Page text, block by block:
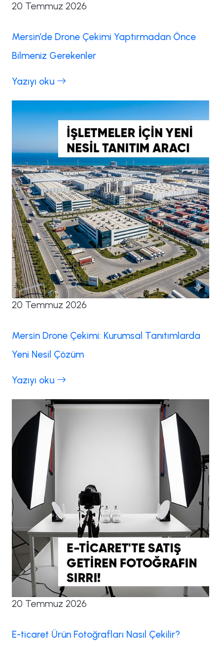
20 Temmuz 2026
Mersin’de Drone Çekimi Yaptırmadan Önce
Bilmeniz Gerekenler
Yazıyı oku
20 Temmuz 2026
Mersin Drone Çekimi: Kurumsal Tanıtımlarda
Yeni Nesil Çözüm
Yazıyı oku
20 Temmuz 2026
E-ticaret Ürün Fotoğrafları Nasıl Çekilir?